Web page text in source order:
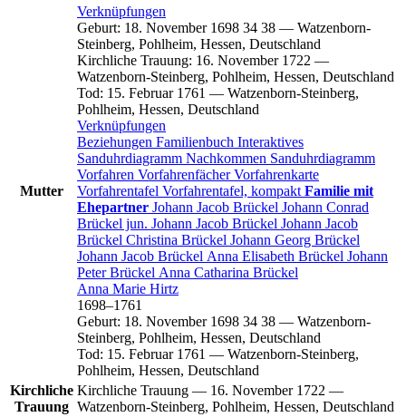
Mutter
Verknüpfungen
Geburt: 18. November 1698 34 38 — Watzenborn-
Steinberg, Pohlheim, Hessen, Deutschland
Kirchliche Trauung: 16. November 1722 —
Watzenborn-Steinberg, Pohlheim, Hessen, Deutschland
Tod: 15. Februar 1761 — Watzenborn-Steinberg,
Pohlheim, Hessen, Deutschland
Verknüpfungen
Beziehungen Familienbuch Interaktives
Sanduhrdiagramm Nachkommen Sanduhrdiagramm
Vorfahren VorfahrenfächerVorfahrenkarte
Vorfahrentafel Vorfahrentafel, kompakt Familie mit
Ehepartner Johann Jacob Brückel Johann Conrad
Brückel jun. Johann Jacob Brückel Johann Jacob
Brückel Christina Brückel Johann Georg Brückel
Johann Jacob Brückel Anna Elisabeth Brückel Johann
PeterBrückel Anna Catharina Brückel
Anna Marie Hirtz
1698–1761
Geburt: 18. November 1698 34 38 — Watzenborn-
Steinberg, Pohlheim, Hessen, Deutschland
Tod: 15. Februar 1761 — Watzenborn-Steinberg,
Pohlheim, Hessen, Deutschland
Kirchliche
Trauung
Kirchliche Trauung — 16. November 1722 —
Watzenborn-Steinberg, Pohlheim, Hessen, Deutschland